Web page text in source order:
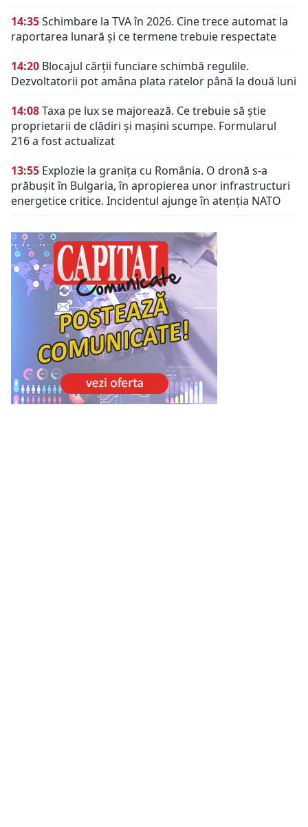
14:35Schimbare la TVA în 2026. Cine trece automat la
raportarea lunară și ce termene trebuie respectate
14:20 Blocajul cărții funciare schimbă regulile.
Dezvoltatorii pot amâna plata ratelor până la două luni
14:08Taxa pe lux se majorează. Ce trebuie să știe
proprietarii de clădiri și mașini scumpe. Formularul
216 a fost actualizat
13:55 Explozie la granița cu România. O dronă s-a
prăbușit în Bulgaria, în apropierea unor infrastructuri
energetice critice. Incidentul ajunge în atenția NATO